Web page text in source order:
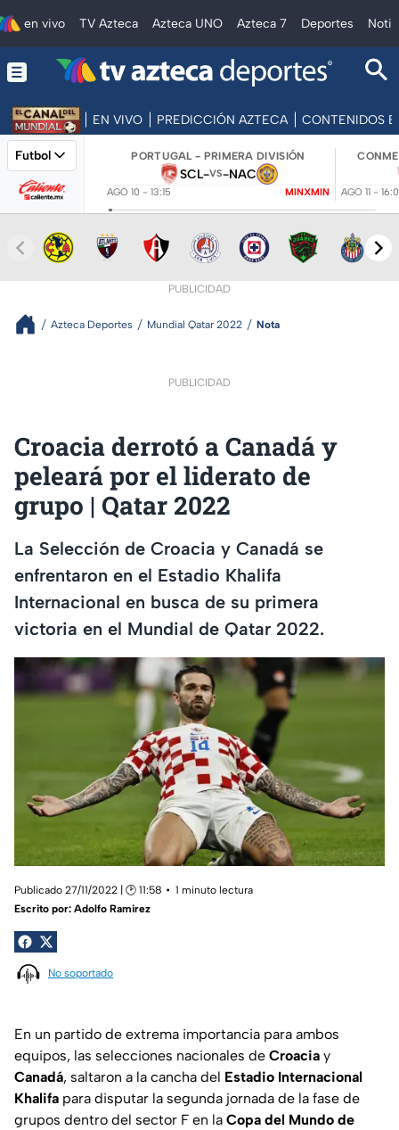
en vivo TV Azteca Azteca UNO Azteca 7 Deportes
EN VIVO PREDICCIÓN AZTECA CONTENIDOS
Futbol PORTUGAL - PRIMERA DIVISIÓN
SCL-VS-NAC
AGO 10 - 13:15 MINXMIN AGO 11 -
PUBLICIDAD
Azteca Deportes Mundial Qatar 2022 Nota
PUBLICIDAD
Croacia derrotó a Canadá y
peleará por el liderato de
grupo | Qatar 2022
La Selección de Croacia y Canadá se
enfrentaron en el Estadio Khalifa
Internacional en busca de su primera
victoria en el Mundial de Qatar 2022.
Publicado 27/11/2022 | 🕑 11:58
1 minuto lectura
Escrito por: Adolfo Ramirez
No soportado
En un partido de extrema importancia para ambos
equipos, las selecciones nacionales de Croacia y
Canadá, saltaron a la cancha del Estadio Internacional
Khalifa para disputar la segunda jornada de la fase de
grupos dentro del sector F en la Copa del Mundo de